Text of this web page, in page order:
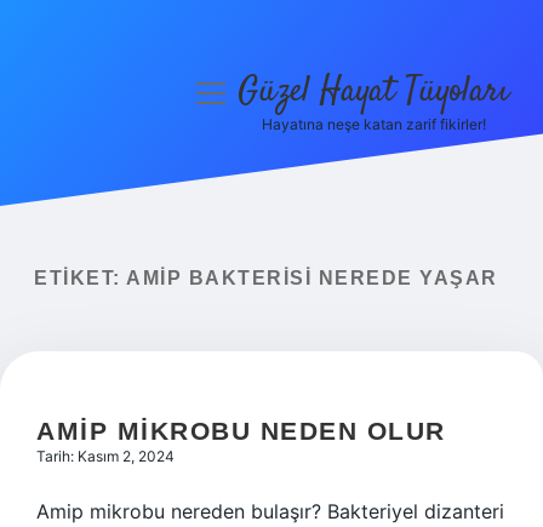
Yasal Uyarı
menüyüGüzel Hayat Tüyoları
Hayatına neşe katan zarif fikirler!
ETIKET: AMIP BAKTERISI NEREDE YAŞAR
AMIP MIKROBU NEDEN OLUR
Tarih: Kasım 2, 2024
Amip mikrobu nereden bulaşır? Bakteriyel dizanteri